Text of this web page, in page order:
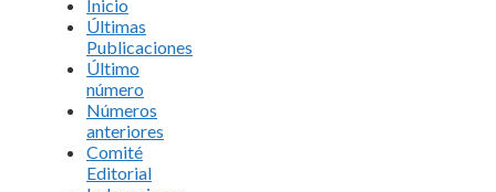
Inicio
Últimas
Publicaciones
Último
número
Números
anteriores
Comité
Editorial